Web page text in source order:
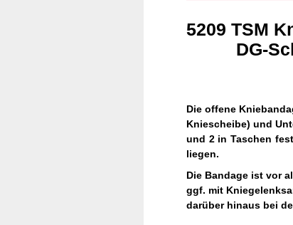
5209 TSM
DG-
Die offene
Kniescheibe) und
und 2 in Taschen fest
liegen.
Die Bandage ist vor
ggf. mit
darüber hinaus bei